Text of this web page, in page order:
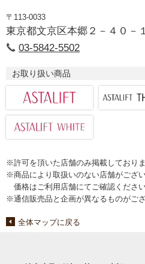
〒113-0033
東京都文京区本郷２－４０－
03-5842-5502
お取り扱い商品
※許可を頂いた店舗のみ掲載しておりま
※商品により取扱いのない店舗がござ
価格はご利用店舗にてご確認ください
※通信販売品と企画が異なるものがご
全体マップに戻る